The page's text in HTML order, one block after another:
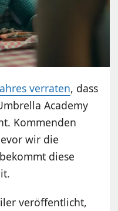
verraten, dass
Academy
Kommenden
wir die
diese
veröffentlicht,